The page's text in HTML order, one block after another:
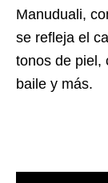
Manuduali,
se refleja el
tonos de piel,
baile y más.